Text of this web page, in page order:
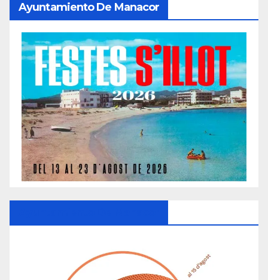
Ayuntamiento De Manacor